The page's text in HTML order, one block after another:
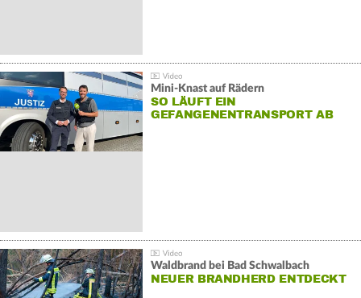
Mini-Knast auf Rädern
SO LÄUFT EIN
GEFANGENENTRANSPORT AB
Waldbrand bei Bad Schwalbach
NEUER BRANDHERD ENTDECKT